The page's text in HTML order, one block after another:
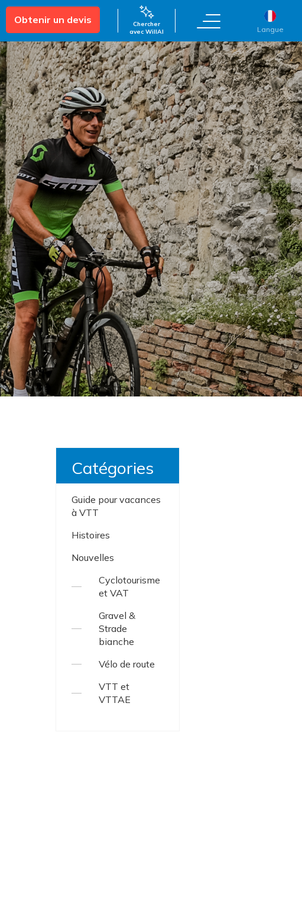
Chercher
avec WillAI
Obtenir un devis
Langue
Catégories
Guide pour vacances
à VTT
Histoires
Nouvelles
Cyclotourisme
et VAT
Gravel &
Strade
bianche
Vélo de route
VTT et
VTTAE